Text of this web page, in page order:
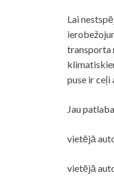
Lai
transporta
puse ir ceļi
Jau
vietējā
vietējā